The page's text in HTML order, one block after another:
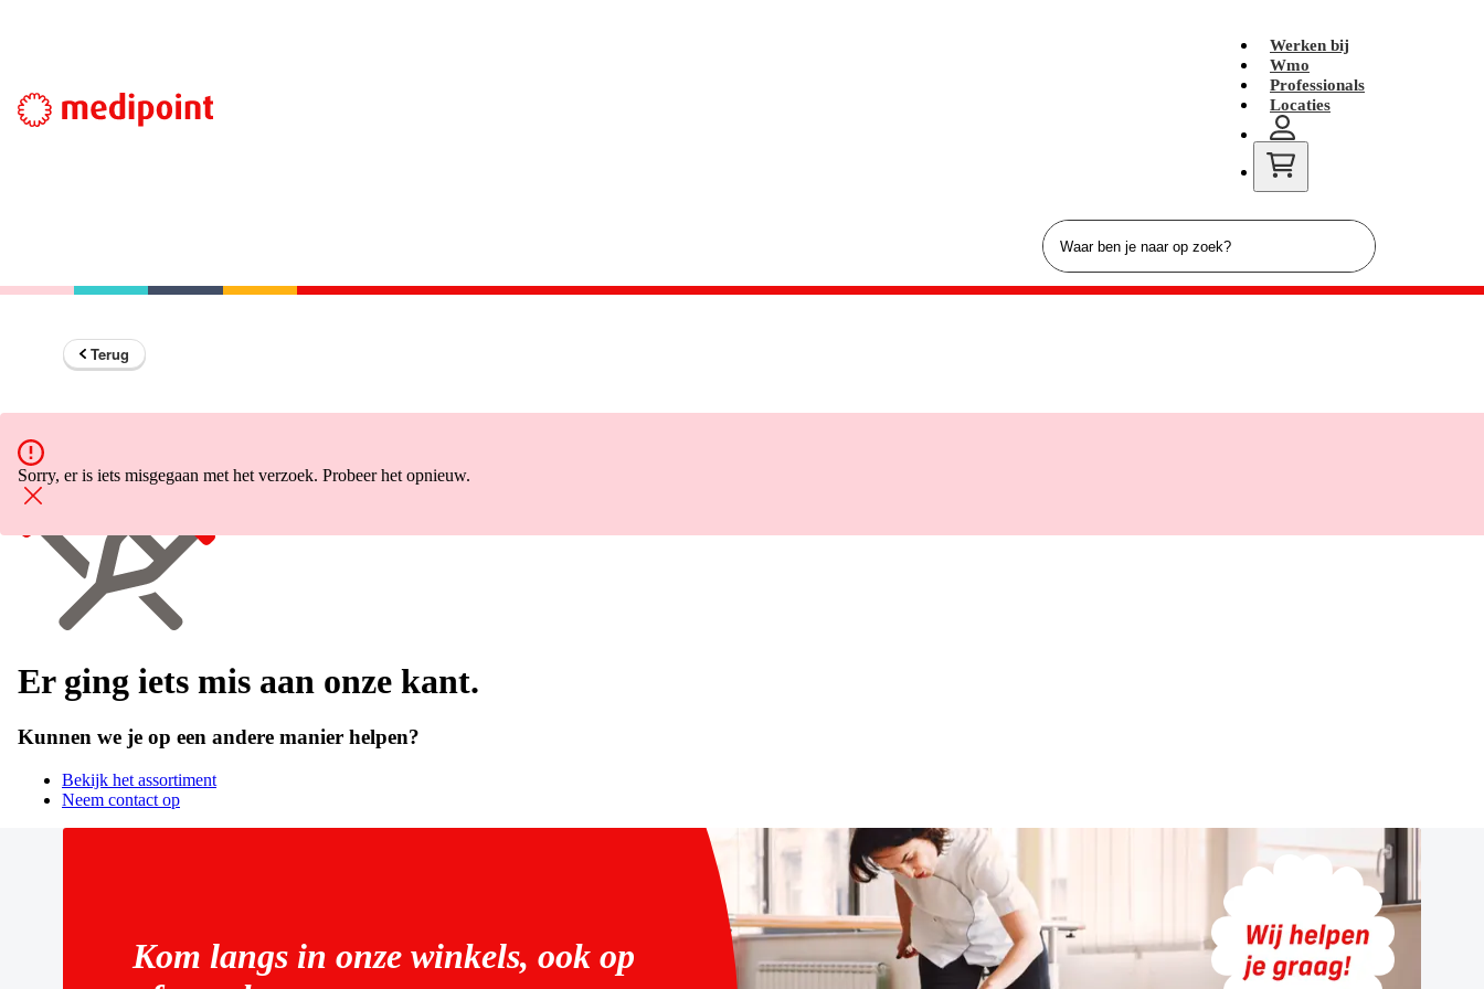
Werken bij
Wmo
Professionals
Locaties
Terug
Sorry, er is iets misgegaan met het verzoek. Probeer het opnieuw.
Er ging iets mis aan onze kant.
Kunnen we je op een andere manier helpen?
Bekijk het assortiment
Neem contact op
Kom langs in onze winkels, ook op